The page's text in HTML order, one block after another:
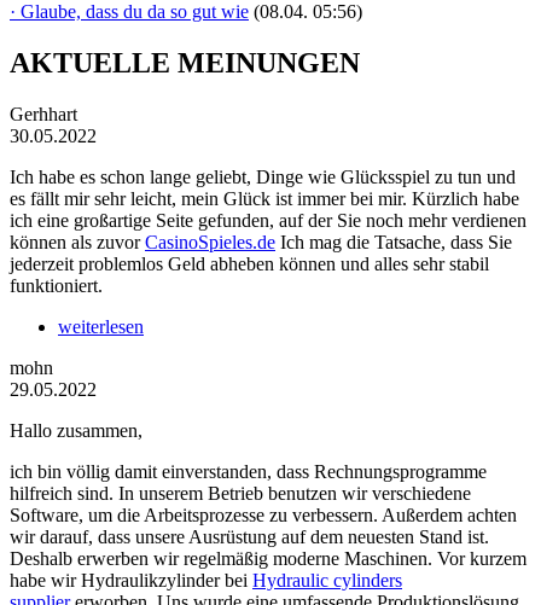
· Glaube, dass du da so gut wie (08.04. 05:56)
AKTUELLE MEINUNGEN
Gerhhart
30.05.2022
Ich habe es schon lange geliebt, Dinge wie Glücksspiel zu tun und
es fällt mir sehr leicht, mein Glück ist immer bei mir. Kürzlich habe
ich eine großartige Seite gefunden, auf der Sie noch mehr verdienen
können als zuvorCasinoSpieles.de Ich mag die Tatsache, dass Sie
jederzeit problemlos Geld abheben können und alles sehr stabil
funktioniert.
weiterlesen
mohn
29.05.2022
Hallo zusammen,
ich bin völlig damit einverstanden, dass Rechnungsprogramme
hilfreich sind. In unserem Betrieb benutzen wir verschiedene
Software, um die Arbeitsprozesse zu verbessern. Außerdem achten
wir darauf, dass unsere Ausrüstung auf dem neuesten Stand ist.
Deshalb erwerben wir regelmäßig moderne Maschinen. Vor kurzem
habe wir Hydraulikzylinder bei Hydraulic cylinders